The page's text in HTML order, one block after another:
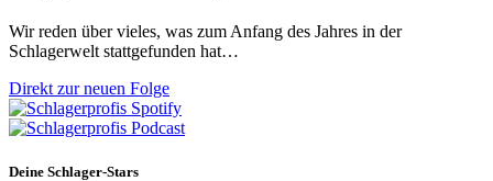
Wir reden über vieles, was zum Anfang des Jahres in der
Schlagerwelt stattgefunden hat…
Direkt zur neuen Folge
Deine Schlager-Stars